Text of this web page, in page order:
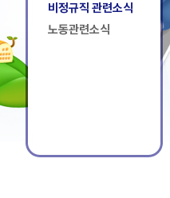
비정규직 관련소식
노동관련소식